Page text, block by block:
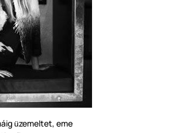
üzemeltet, eme